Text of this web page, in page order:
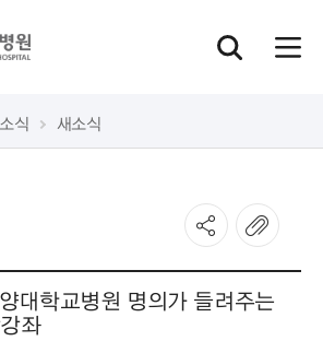
식 새소식
대학교병원 명의가 들려주는
좌